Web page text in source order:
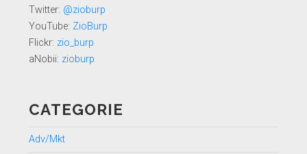
Twitter: @zioburp
YouTube: ZioBurp
Flickr: zio_burp
aNobii: zioburp
CATEGORIE
Adv/Mkt